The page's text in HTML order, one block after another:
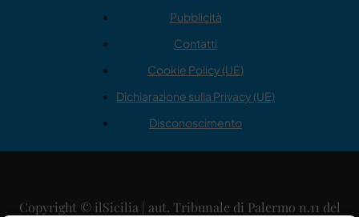
Pubblicità
Contatti
Cookie Policy (UE)
Dichiarazione sulla Privacy (UE)
Disconoscimento
Copyright © ilSicilia | aut. Tribunale di Palermo n.11 del